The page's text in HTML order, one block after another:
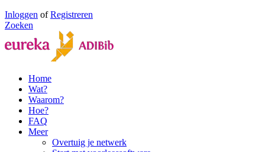
Inloggen ofRegistreren
Zoeken
Home
Wat?
Waarom?
Hoe?
FAQ
Meer
Overtuig je netwerk